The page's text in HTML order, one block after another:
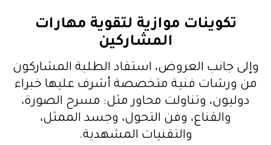
تكوينات موازية لتقوية مهارات
المشاركين
وإلى جانب العروض، استفاد الطلبة المشاركون
من ورشات فنية متخصصة أشرف عليها خبراء
دوليون، وتناولت محاور مثل: مسرح الصورة،
والقناع، وفن التحول، وجسد الممثل،
والتقنيات المشهدية.